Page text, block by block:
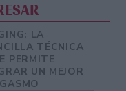
LA
TÉCNICA
PERMITE
UN MEJOR